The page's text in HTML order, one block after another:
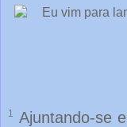
1 Ajuntando-se